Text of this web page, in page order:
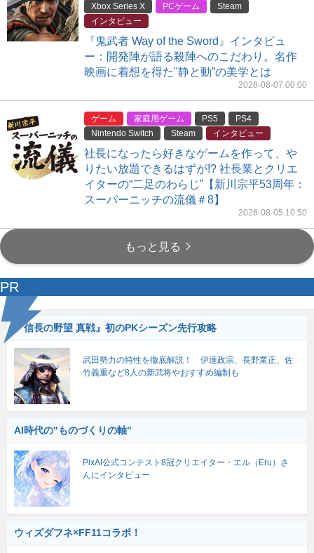
Xbox Series X
PCゲーム
Steam
インタビュー
『鬼武者 Way of the Sword』インタビュ
ー：開発陣が語る殺陣へのこだわり。名作
映画に着想を得た"静と動”の美学とは
2026-08-07 00:00
ゲーム 家庭用ゲーム PS5
PS4
Nintendo Switch
Steam インタビュー
社長になったら好きなゲームを作って、や
りたい放題できるはずが!? 社長業とクリエ
イターの“二足のわらじ”【新川宗平53周年：
スーパーニッチの流儀＃8】
2026-08-05 10:50
もっと見る
PR
『信長の野望 真戦』初のPKシーズン先行攻略
武田勢力の特性を徹底解説！ 伊達政宗、長野業正、佐
竹義重など8人の新武将やおすすめ編制も
AI時代の"ものづくりの軸"
PixAI公式コンテスト8冠クリエイター・エル（Eru）さ
んにインタビュー
ウィズダフネ×FF11コラボ！